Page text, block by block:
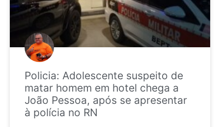
Policia: Adolescente suspeito de
matar homem em hotel chega a
João Pessoa, após se apresentar
à polícia no RN